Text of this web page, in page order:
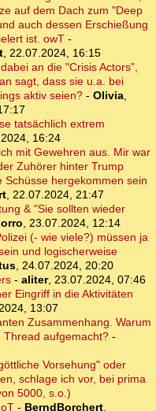
auf dem Dach zum "Deep
auch dessen Erschießung
ist. owT -
, 22.07.2024, 16:15
an die "Crisis Actors",
sagt, dass sie u.a. bei
aktiv seien? - Olivia,
tatsächlich extrem
16:24
mit Gewehren aus. Mir war
Zuhörer hinter Trump
Schüsse hergekommen sein
, 22.07.2024, 21:47
& "Sie sollten wieder
, 23.07.2024, 12:14
(- wie viele?) müssen ja
und logischerweise
, 24.07.2024, 20:20
- aliter, 23.07.2024, 07:46
Eingriff in die Aktivitäten
13:07
Zusammenhang. Warum
Thread aufgemacht? -
Vorsehung" oder
schlage ich vor, bei prima
5000, s.o.)
- BerndBorchert,